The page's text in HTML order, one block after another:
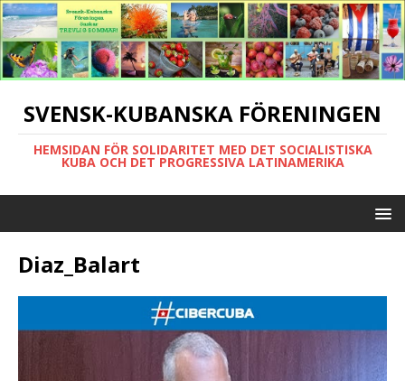
SVENSK-KUBANSKA FÖRENINGEN
HEMSIDAN FÖR SOLIDARITET MED DET SOCIALISTISKA
KUBA OCH DET PROGRESSIVA LATINAMERIKA
Diaz_Balart